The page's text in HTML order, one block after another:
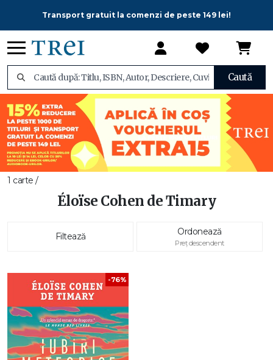
Transport gratuit la comenzi de peste 149 lei!
Caută
1 carte /
Éloïse Cohen de Timary
Filtează Ordonează
Preț descendent
-76%